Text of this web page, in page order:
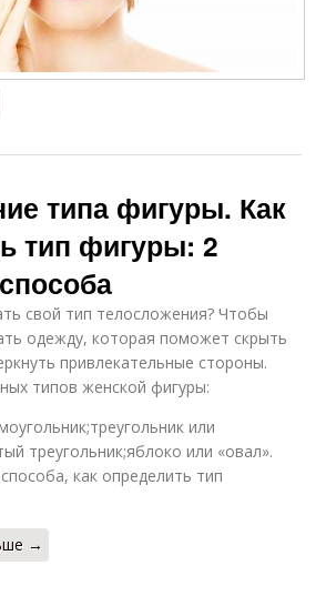
типа фигуры. Как
тип фигуры: 2
свой тип телосложения? Чтобы
одежду, которая поможет скрыть
привлекательные стороны.
типов женской фигуры:
или
треугольник;яблоко или «овал».
как определить тип
→